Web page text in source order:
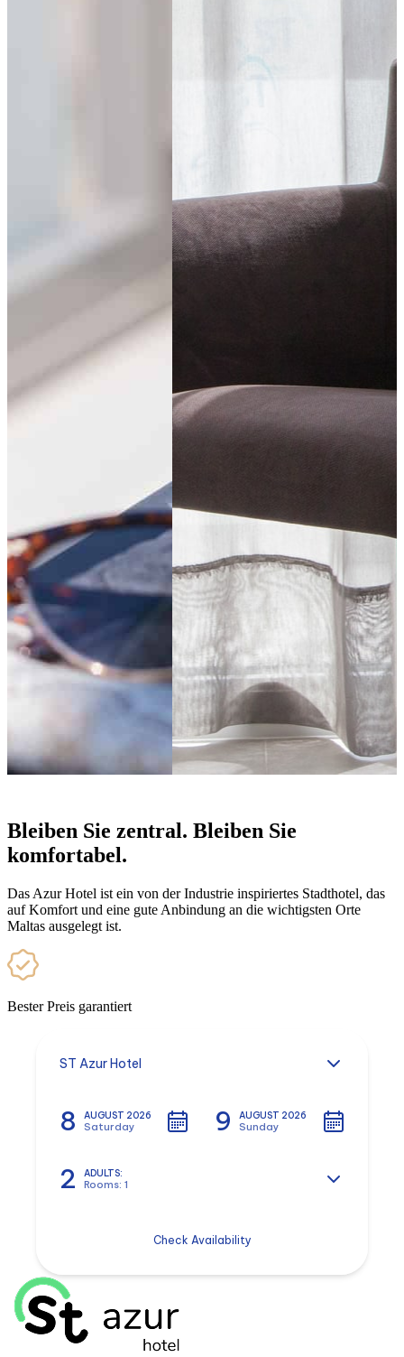
Bleiben Sie zentral. Bleiben Sie
komfortabel.
Das Azur Hotel ist ein von der Industrie inspiriertes Stadthotel, das
auf Komfort und eine gute Anbindung an die wichtigsten Orte
Maltas ausgelegt ist.
Bester Preis garantiert
ST Azur Hotel
8 AUGUST 2026
Saturday 9 AUGUST 2026
Sunday
2 ADULTS:
Rooms: 1